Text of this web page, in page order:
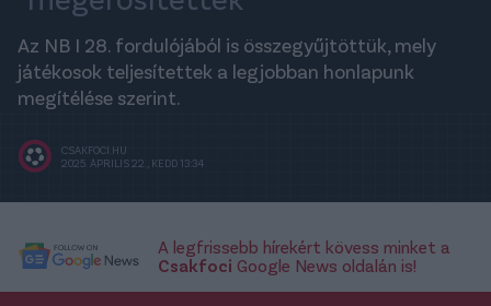
Az NB I 28. fordulójából is összegyűjtöttük, mely
játékosok teljesítettek a legjobban honlapunk
megítélése szerint.
CSAKFOCI.HU
2025. ÁPRILIS 22., KEDD 13:34
A legfrissebb hírekért kövess minket a
Csakfoci Google News oldalán is!